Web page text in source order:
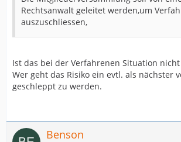
Rechtsanwalt geleitet werden,um
auszuschliessen,
Ist das bei der Verfahrenen Situation
Wer geht das Risiko ein evtl. als nächster
geschleppt zu werden.
Benson